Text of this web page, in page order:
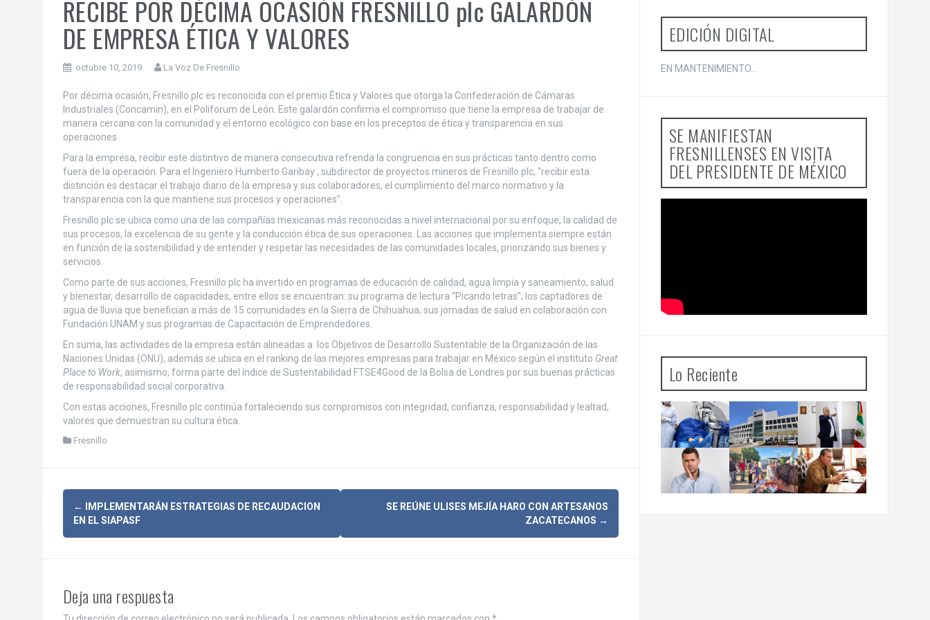
RECIBE POR DÉCIMA OCASIÓN FRESNILLO plc GALARDÓN
DE EMPRESA ÉTICA Y VALORES
octubre 10, 2019 La Voz De Fresnillo
Por décima ocasión, Fresnillo plc es reconocida con el premio Ética y Valores que otorga la Confederación de Cámaras
Industriales (Concamin), en el Poliforum de León. Este galardón confirma el compromiso que tiene la empresa de trabajar de
manera cercana con la comunidad y el entorno ecológico con base en los preceptos de ética y transparencia en sus
operaciones.
Para la empresa, recibir este distintivo de manera consecutiva refrenda la congruencia en sus prácticas tanto dentro como
fuera de la operación. Para el Ingeniero Humberto Garibay , subdirector de proyectos mineros de Fresnillo plc, “recibir esta
distinción es destacar el trabajo diario de la empresa y sus colaboradores, el cumplimiento del marco normativo y la
transparencia con la que mantiene sus procesos y operaciones”.
Fresnillo plc se ubica como una de las compañías mexicanas más reconocidas a nivel internacional por su enfoque, la calidad de
sus procesos, la excelencia de su gente y la conducción ética de sus operaciones. Las acciones que implementa siempre están
en función de la sostenibilidad y de entender y respetar las necesidades de las comunidades locales, priorizando sus bienes y
servicios.
Como parte de sus acciones, Fresnillo plc ha invertido en programas de educación de calidad, agua limpia y saneamiento, salud
y bienestar, desarrollo de capacidades, entre ellos se encuentran: su programa de lectura “Picando letras”; los captadores de
agua de lluvia que benefician a más de 15 comunidades en la Sierra de Chihuahua; sus jornadas de salud en colaboración con
Fundación UNAM y sus programas de Capacitación de Emprendedores.
En suma, las actividades de la empresa están alineadas a los Objetivos de Desarrollo Sustentable de la Organización de las
Naciones Unidas (ONU), además se ubica en el ranking de las mejores empresas para trabajar en México según el instituto Great
Place to Work, asimismo, forma parte del índice de Sustentabilidad FTSE4Good de la Bolsa de Londres por sus buenas prácticas
de responsabilidad social corporativa.
Con estas acciones, Fresnillo plc continúa fortaleciendo sus compromisos con integridad, confianza, responsabilidad y lealtad,
valores que demuestran su cultura ética.
Fresnillo
N
a
e
← IMPLEMENTARÁN ESTRATEGIAS DE RECAUDACION
EN EL SIAPASF
SE REÚNE ULISES MEJÍA HARO CON ARTESANOS
ZACATECANOS →
Deja una respuesta
EDICIÓN DIGITAL
EN MANTENIMIENTO...
SE MANIFIESTAN
FRESNILLENSES EN VISITA
DEL PRESIDENTE DE MÉXICO
Lo Reciente